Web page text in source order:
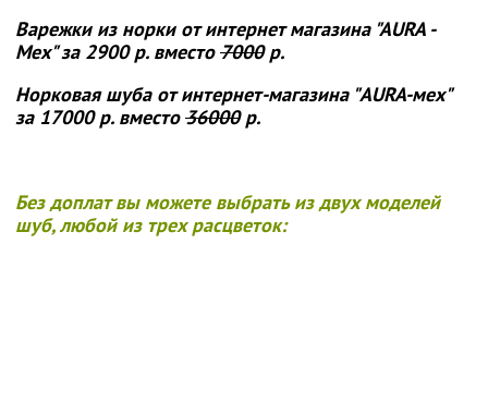
Варежки из норки от интернет магазина "АURA -
Мех"за 2900 р. вместо7000р.
Норковая шуба от интернет-магазина "AURA-мех"
за 17000 р. вместо36000р.
Без доплат вы можете выбрать из двух моделей
шуб, любой из трех расцветок: